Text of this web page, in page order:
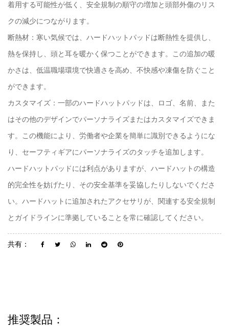
着用する可能性が低く、安全規制の順守の増加と頭部外傷のリス
クの減少につながります。
断熱材：寒い気候では、ハードハットパッドは断熱性を提供し、
熱を保持し、頭と耳を暖かく保つことができます。この追加の暖
かさは、低温職場環境で快適さを高め、不快感や凍傷を防ぐこと
ができます。
カスタマイズ：一部のハードハットパッドは、ロゴ、名前、また
はその他のデザインでパーソナライズまたはカスタマイズできま
す。この機能により、労働者や企業を簡単に識別できるようにな
り、セーフティギアにパーソナライズのタッチを追加します。
ハードハットパッドには利点がありますが、ハードハットの構造
的完全性を妨げたり、その安全基準を妥協したりしないでくださ
い。ハードハットに追加されたアクセサリが、関連する安全規制
とガイドラインに準拠していることを常に確認してください。
共有：
推奨製品：